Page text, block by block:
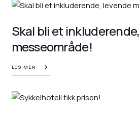
Skal bli et
messeområde!
LES MER